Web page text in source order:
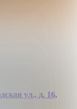
ул., д. 16,